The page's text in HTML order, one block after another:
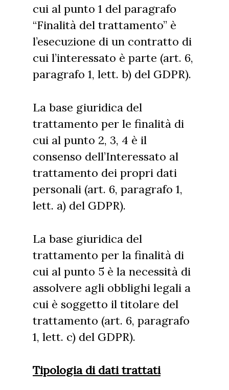
cui al punto 1 del paragrafo
“Finalità del trattamento” è
l’esecuzione di un contratto di
cui l’interessato è parte (art. 6,
paragrafo 1, lett. b) del GDPR).
La base giuridica del
trattamento per le finalità di
cui al punto 2, 3, 4 è il
consenso dell’Interessato al
trattamento dei propri dati
personali (art. 6, paragrafo 1,
lett. a) del GDPR).
La base giuridica del
trattamento per la finalità di
cui al punto 5 è la necessità di
assolvere agli obblighi legali a
cui è soggetto il titolare del
trattamento (art. 6, paragrafo
1, lett. c) del GDPR).
Tipologia di dati trattati